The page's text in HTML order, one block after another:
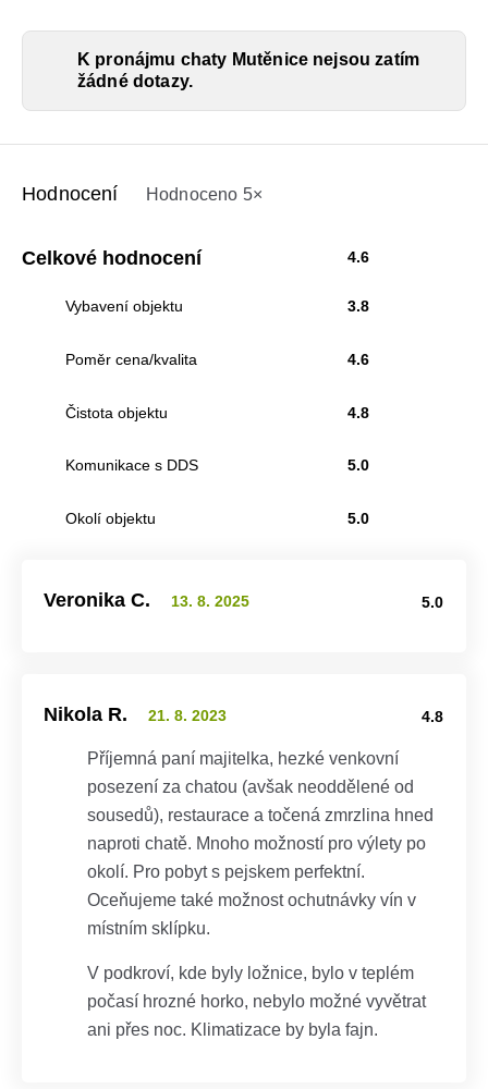
K pronájmu chaty Mutěnice nejsou zatím
žádné dotazy.
Hodnocení Hodnoceno 5×
Celkové hodnocení 4.6
Vybavení objektu 3.8
Poměr cena/kvalita 4.6
Čistota objektu 4.8
Komunikace s DDS 5.0
Okolí objektu 5.0
5.0
Veronika C. 13. 8. 2025
4.8
Nikola R. 21. 8. 2023
Příjemná paní majitelka, hezké venkovní
posezení za chatou (avšak neoddělené od
sousedů), restaurace a točená zmrzlina hned
naproti chatě. Mnoho možností pro výlety po
okolí. Pro pobyt s pejskem perfektní.
Oceňujeme také možnost ochutnávky vín v
místním sklípku.
V podkroví, kde byly ložnice, bylo v teplém
počasí hrozné horko, nebylo možné vyvětrat
ani přes noc. Klimatizace by byla fajn.